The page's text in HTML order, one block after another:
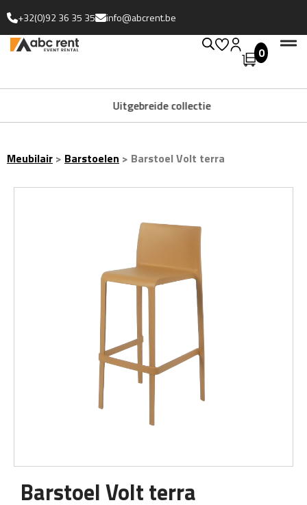
+32(0)92 36 35 35 info@abcrent.be
0
Uitgebreide collectie
Meubilair > Barstoelen > Barstoel Volt terra
Barstoel Volt terra